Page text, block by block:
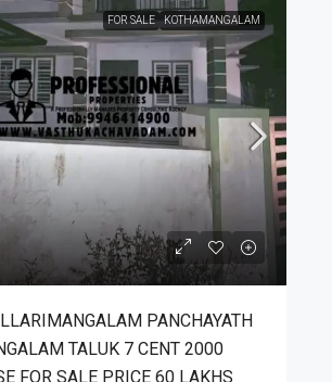
FOR SALE KOTHAMANGALAM
PANCHAYATH
TALUK 7 CENT 2000
FOR SALE PRICE 60 LAKHS